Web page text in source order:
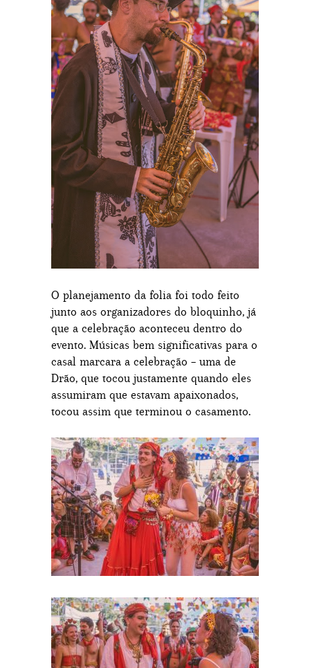
O planejamento da folia foi todo feito
junto aos organizadores do bloquinho, já
que a celebração aconteceu dentro do
evento. Músicas bem significativas para o
casal marcara a celebração – uma de
Drão, que tocou justamente quando eles
assumiram que estavam apaixonados,
tocou assim que terminou o casamento.